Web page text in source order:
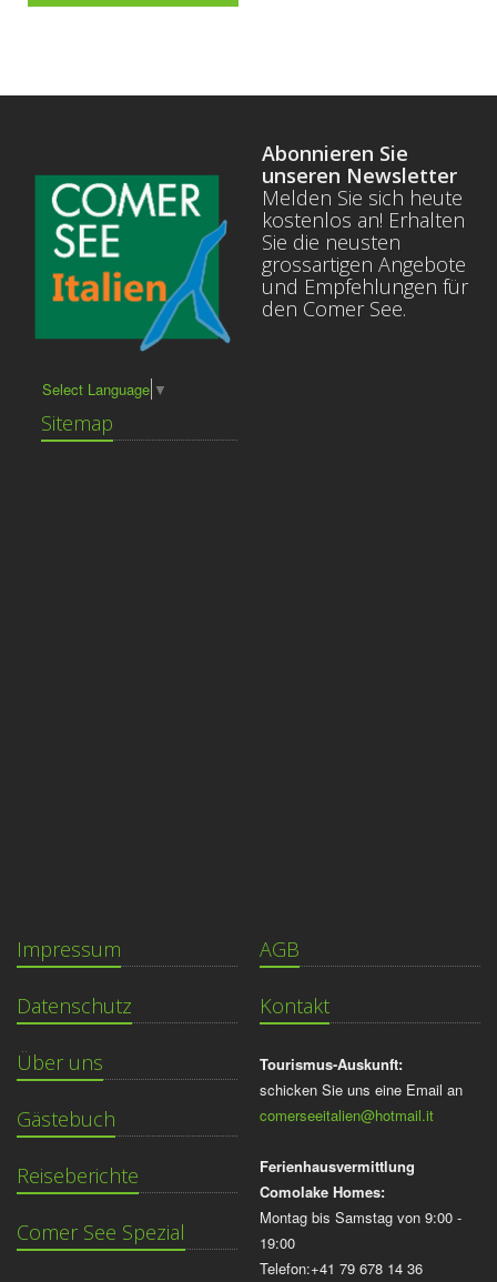
Select Language ▼
Sitemap
Abonnieren Sie
unseren Newsletter
Melden Sie sich heute
kostenlos an! Erhalten
Sie die neusten
grossartigen Angebote
und Empfehlungen für
den Comer See.
Impressum
Datenschutz
Über uns
Gästebuch
Reiseberichte
Comer See Spezial
AGB
Kontakt
Tourismus-Auskunft:
schicken Sie uns eine Email an
comerseeitalien@hotmail.it
Ferienhausvermittlung
Comolake Homes:
Montag bis Samstag von 9:00 -
19:00
Telefon:+41 79 678 14 36